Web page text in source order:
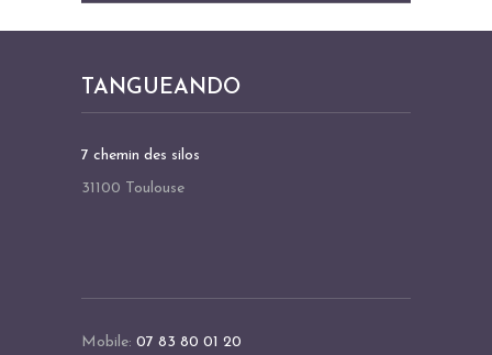
TANGUEANDO
7 chemin des silos
31100 Toulouse
Mobile: 07 83 80 01 20